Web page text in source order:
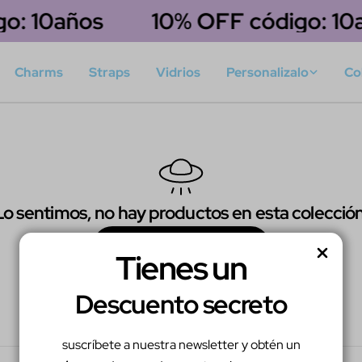
Tienes un
Descuento secreto
suscríbete a nuestra newsletter y obtén un
10años 10% OFF código:
Charms Straps Vidrios Personalizalo
sentimos, no hay productos en esta